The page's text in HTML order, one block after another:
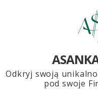
Odkryj swoją
pod swoje